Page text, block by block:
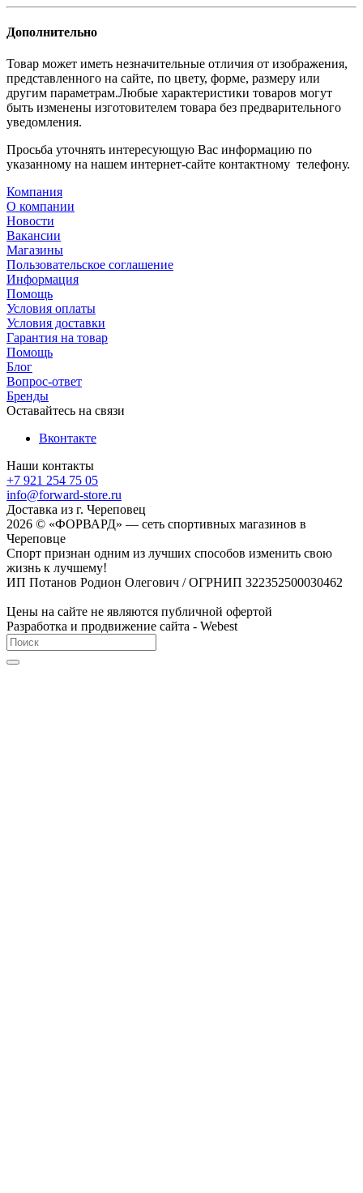
Дополнительно
Товар может иметь незначительные отличия от изображения,
представленного на сайте, по цвету, форме, размеру или
другим параметрам.Любые характеристики товаров могут
быть изменены изготовителем товара без предварительного
уведомления.
Просьба уточнять интересующую Вас информацию по
указанному на нашем интернет-сайте контактному телефону.
Компания
О компании
Новости
Вакансии
Магазины
Пользовательское соглашение
Информация
Помощь
Условия оплаты
Условия доставки
Гарантия на товар
Помощь
Блог
Вопрос-ответ
Бренды
Оставайтесь на связи
Вконтакте
Наши контакты
+7 921 254 75 05
info@forward-store.ru
Доставка из г. Череповец
2026 © «ФОРВАРД» — сеть спортивных магазинов в
Череповце
Спорт признан одним из лучших способов изменить свою
жизнь к лучшему!
ИП Потанов Родион Олегович / ОГРНИП 322352500030462
Цены на сайте не являются публичной офертой
Разработка и продвижение сайта - Webest